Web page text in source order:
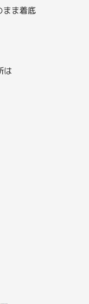
ま着底
は